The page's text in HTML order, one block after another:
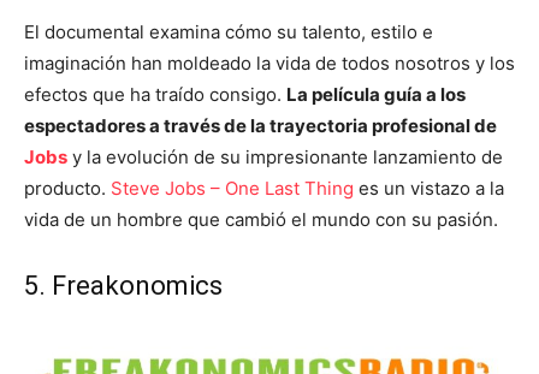
El documental examina cómo su talento, estilo e
imaginación han moldeado la vida de todos nosotros y los
efectos que ha traído consigo. La película guía a los
espectadores a través de la trayectoria profesional de
Jobs y la evolución de su impresionante lanzamiento de
producto. Steve Jobs – One Last Thing es un vistazo a la
vida de un hombre que cambió el mundo con su pasión.
5. Freakonomics